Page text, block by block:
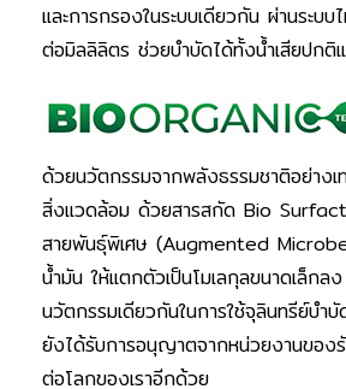
และการกรองในระบบเดียวกัน ผ่านระ
ต่อมิลลิลิตร ช่วยบำบัดได้ทั้งน้ำเสียปกติ
ด้วยนวัตกรรมจากพลังธรรมชาติอย่าง
สิ่งแวดล้อม ด้วยสารสกัด Bio
สายพันธุ์พิเศษ (Augmented
น้ำมัน ให้แตกตัวเป็นโมเลกุลขนาดเล็ก
นวัตกรรมเดียวกันในการใช้จุลินทรีย์บำ
ยังได้รับการอนุญาตจากหน่วยงานของรั
ต่อโลกของเราอีกด้วย